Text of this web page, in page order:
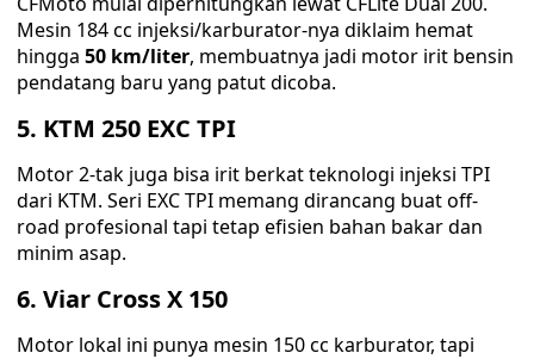
Mesin 184 cc injeksi/karburator-nya diklaim hemat
hingga 50 km/liter, membuatnya jadi motor irit bensin
pendatang baru yang patut dicoba.
5. KTM 250 EXC TPI
Motor 2-tak juga bisa irit berkat teknologi injeksi TPI
dari KTM. Seri EXC TPI memang dirancang buat off-
road profesional tapi tetap efisien bahan bakar dan
minim asap.
6. Viar Cross X 150
Motor lokal ini punya mesin 150 cc karburator, tapi